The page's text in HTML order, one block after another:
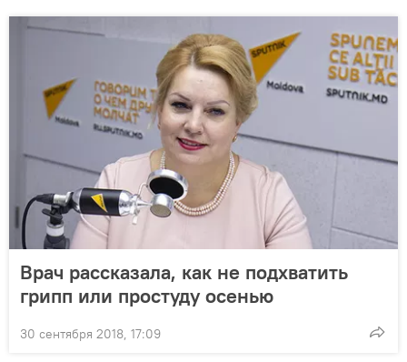
Врач рассказала, как не подхватить
грипп или простуду осенью
30 сентября 2018, 17:09